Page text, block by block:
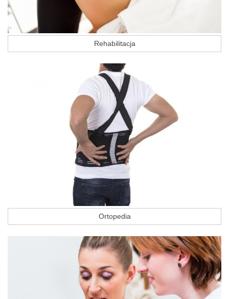
Rehabilitacja
Ortopedia